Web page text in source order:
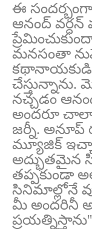
ఈ
ఆనంద్ వర్ధన్
మనసంతా
నచ్చడం
అందరూ చాలా
జర్నీ. అనూప్
మ్యూజిక్
అద్భుతమైన
తప్పకుండా
సినిమాల్లోనే
మీ అందరినీ